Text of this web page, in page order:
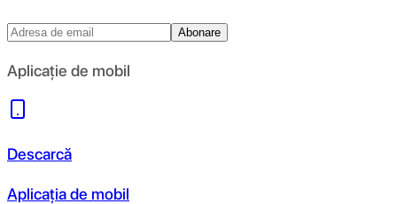
Abonare
Aplicație de mobil
Descarcă
Aplicația de mobil